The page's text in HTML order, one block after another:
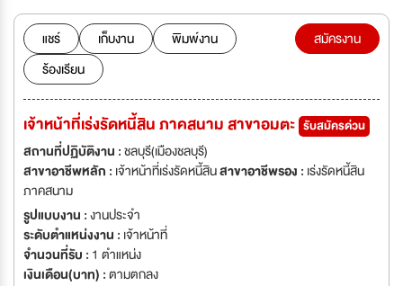
สินค้าครบทุกรุ่น ทุกแบรนด์ชั้นนำ ✅ ระบบอนุมัติรวดเร็ว โปร่งใส และเป็นธรรม
✅ มีทีมงานมืออาชีพดูแลลูกค้าอย่างใกล้ชิด ✅ องค์กรเติบโตต่อเนื่อง พร้อม
โอกาสก้าวหน้าในสายงาน วัฒนธรรมองค์กร VNPHONE ให้ความสำคัญกับ
“คน” เป็นหัวใจของความสำเร็จ เราสร้างสภาพแวดล้อมการทำงานที่: สนับสนุน
การเรียนรู้และพัฒนาทักษะอย่างต่อเนื่อง เปิดโอกาสให้เติบโตตามความสามารถ
ทำงานเป็นทีม มีเป้าหมายร่วมกัน มุ่งเน้นความซื่อสัตย์ โปร่งใส และรับผิดชอบ
วิสัยทัศน์ของเรา มุ่งสู่การเป็นผู้นำด้านธุรกิจโทรศัพท์มือถือระบบผ่อนชำระที่เข้า
ถึงง่ายที่สุดในประเทศไทย พร้อมพัฒนาระบบบริหารจัดการให้ทันสมัย รองรับ
การเติบโตระดับประเทศ หากคุณกำลังมองหาองค์กรที่ เติบโตเร็ว มั่นคง และมี
โอกาสก้าวหน้า VNPHONE ยินดีต้อนรับคนรุ่นใหม่ที่พร้อมเติบโตไปด้วยกัน
????
แชร์ เก็บงาน
พิมพ์งาน
ร้องเรียน
สมัครงาน
เจ้าหน้าที่เร่งรัดหนี้สิน ภาคสนาม สาขาอมตะ รับสมัครด่วน
สถานที่ปฏิบัติงาน :ชลบุรี(เมืองชลบุรี)
สาขาอาชีพหลัก : เจ้าหน้าที่เร่งรัดหนี้สินสาขาอาชีพรอง : เร่งรัดหนี้สิน
ภาคสนาม
รูปแบบงาน :งานประจำ
ระดับตำแหน่งงาน : เจ้าหน้าที่
จำนวนที่รับ : 1 ตำแหน่ง
เงินเดือน(บาท) :ตามตกลง